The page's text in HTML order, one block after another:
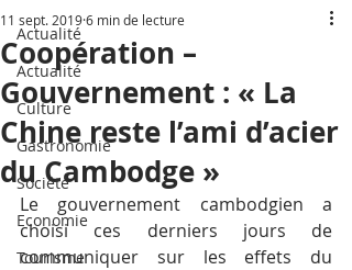
Actualité
Actualité
Culture
Gastronomie
Société
Economie
Tourisme
Coopération –
Gouvernement : « La
Chine reste l’ami d’acier
du Cambodge »
11 sept. 20196 min de lecture
Le gouvernement cambodgien a
choisi ces derniers jours de
communiquer sur les effets du